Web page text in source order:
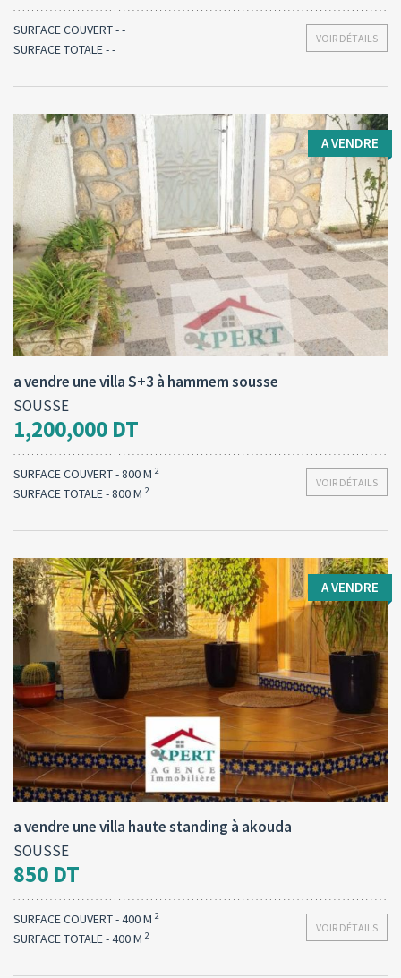
VOIR DÉTAILS
SURFACE COUVERT - -
SURFACE TOTALE - -
Type d'opération:
A vendre
Surface totale:
800 M2
A VENDRE
a vendre une villa S+3 à hammem sousse
SOUSSE
1,200,000 DT
VOIR DÉTAILS
SURFACE COUVERT - 800 M 2
SURFACE TOTALE - 800 M 2
Type d'opération:
A vendre
Surface totale:
400 M2
A VENDRE
a vendre une villa haute standing à akouda
SOUSSE
850 DT
VOIR DÉTAILS
SURFACE COUVERT - 400 M 2
SURFACE TOTALE - 400 M 2